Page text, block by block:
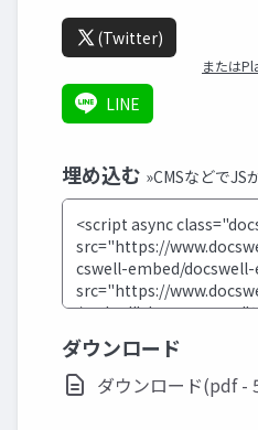
(Twitter)
または
LINE
埋め込む »CMSなどでJS
ダウンロード
ダウンロード(pdf -